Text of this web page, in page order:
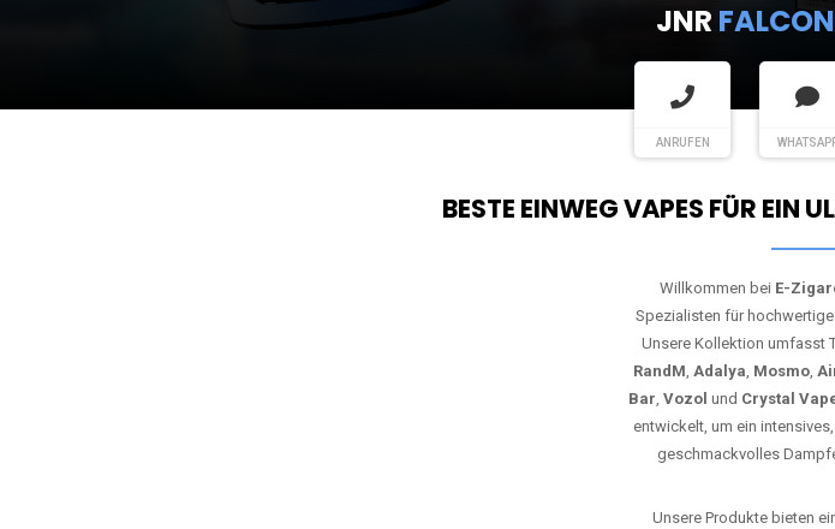
JNR
ANRUFEN
BESTE EINWEG VAPES FÜR EIN
Willkommen bei E-
Spezialisten für
Unsere Kollektion umfasst
RandM, Adalya, Mosmo,
Bar, Vozol und Crystal
entwickelt, um ein
geschmackvolles
Unsere Produkte bieten